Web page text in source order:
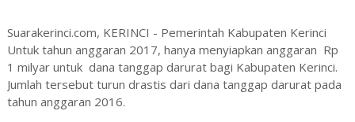
Suarakerinci.com, KERINCI - Pemerintah Kabupaten Kerinci
Untuk tahun anggaran 2017, hanya menyiapkan anggaran Rp
1 milyar untuk dana tanggap darurat bagi Kabupaten Kerinci.
Jumlah tersebut turun drastis dari dana tanggap darurat pada
tahun anggaran 2016.